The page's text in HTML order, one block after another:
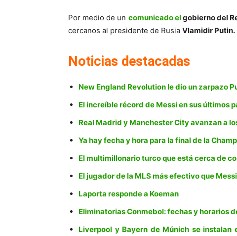
Por medio de un comunicado elgobierno del
cercanos al presidente de Rusia Vlamidir Putin.
Noticias destacadas
New England Revolution le dio un zarpazo
El increíble récord de Messi en sus últimos
Real Madrid y Manchester City avanzan a
Ya hay fecha y hora para la final de la
El multimillonario turco que está cerca de
El jugador de la MLS más efectivo que
Laporta responde a Koeman
Eliminatorias Conmebol: fechas y horarios
Liverpool y Bayern de Múnich se